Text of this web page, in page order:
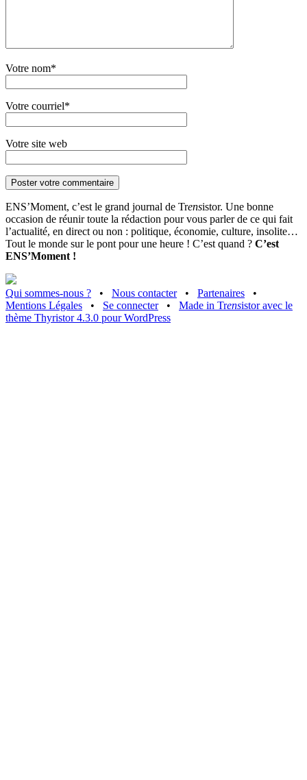
Votre nom*
Votre courriel*
Votre site web
ENS’Moment, c’est le grand journal de Trensistor. Une bonne
occasion de réunir toute la rédaction pour vous parler de ce qui fait
l’actualité, en direct ou non : politique, économie, culture, insolite…
Tout le monde sur le pont pour une heure ! C’est quand ? C’est
ENS’Moment !
Qui sommes-nous ? • Nous contacter • Partenaires
•
Mentions Légales
• Se connecter • Made in Trensistor avec le
thème Thyristor 4.3.0 pour WordPress